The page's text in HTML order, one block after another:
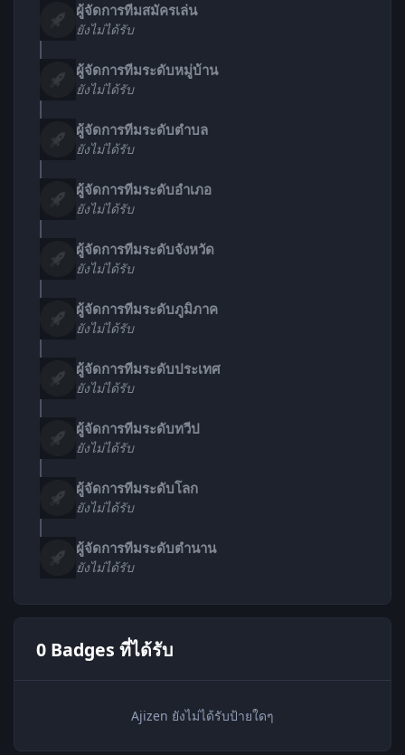
ผู้จัดการทีมสมัครเล่น
ยังไม่ได้รับ
ผู้จัดการทีมระดับหมู่บ้าน
ยังไม่ได้รับ
ผู้จัดการทีมระดับตำบล
ยังไม่ได้รับ
ผู้จัดการทีมระดับอำเภอ
ยังไม่ได้รับ
ผู้จัดการทีมระดับจังหวัด
ยังไม่ได้รับ
ผู้จัดการทีมระดับภูมิภาค
ยังไม่ได้รับ
ผู้จัดการทีมระดับประเทศ
ยังไม่ได้รับ
ผู้จัดการทีมระดับทวีป
ยังไม่ได้รับ
ผู้จัดการทีมระดับโลก
ยังไม่ได้รับ
ผู้จัดการทีมระดับตำนาน
ยังไม่ได้รับ
0 Badges ที่ได้รับ
Ajizen ยังไม่ได้รับป้ายใดๆ